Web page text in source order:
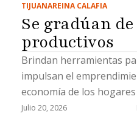
TIJUANAREINA CALAFIA
Se gradúan
productivos
Brindan herramientas
impulsan el
economía de los hogares
Julio 20, 2026